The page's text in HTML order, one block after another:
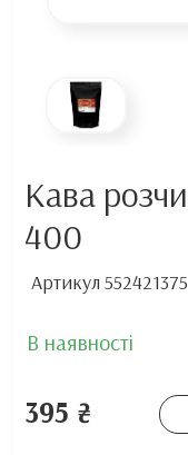
Кава
400
Артикул 552421375
В наявності
395 ₴